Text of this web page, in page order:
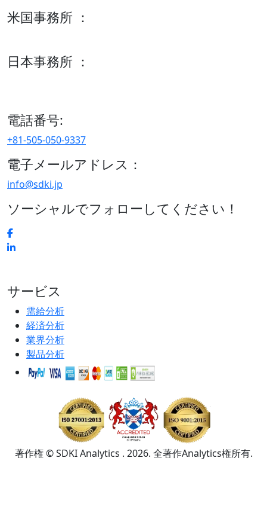
米国事務所 ：
日本事務所 ：
電話番号:
+81-505-050-9337
電子メールアドレス：
info@sdki.jp
ソーシャルでフォローしてください！
サービス
需給分析
経済分析
業界分析
製品分析
著作権 © SDKI Analytics . 2026. 全著作Analytics権所有.